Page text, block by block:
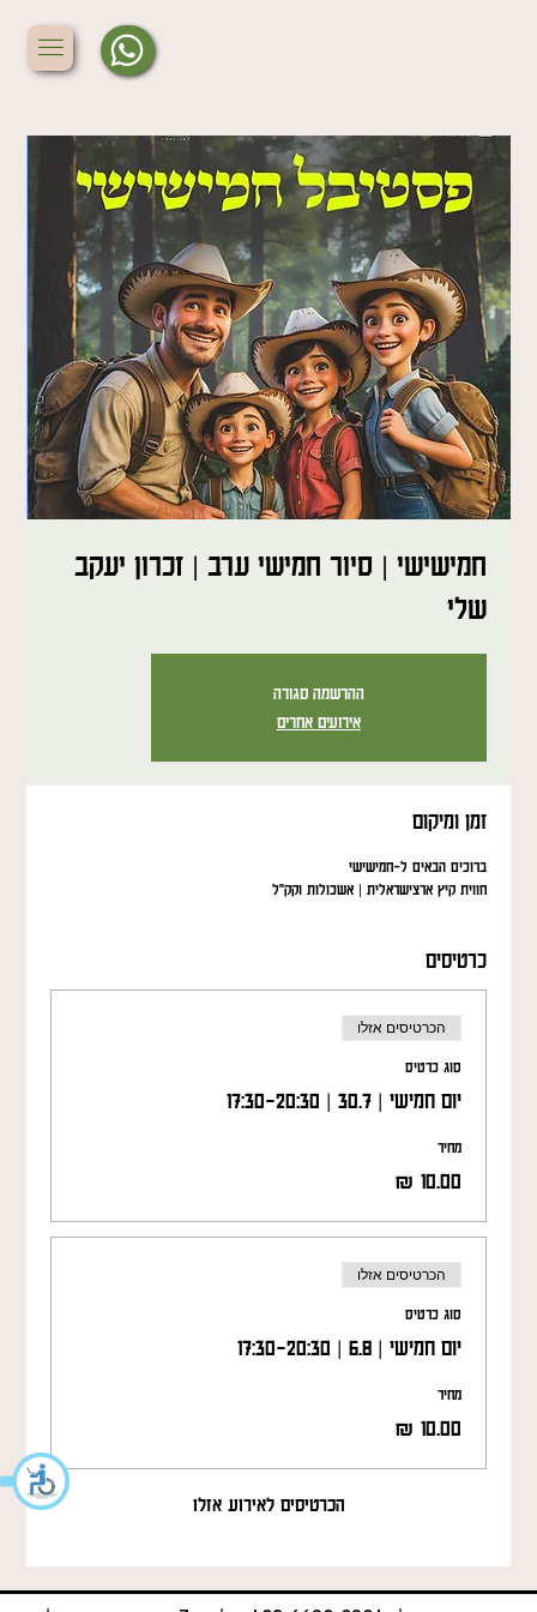
חמישישי | סיור חמישי ערב | זכרון יעקב
שלי
ההרשמה סגורה
אירועים אחרים
זמן ומיקום
ברוכים הבאים ל-חמישישי
חווית קיץ ארצישראלית | אשכולות וקק"ל
כרטיסים
הכרטיסים אזלו
סוג כרטיס
יום חמישי | 30.7 | 17:30-20:30
מחיר
הכרטיסים אזלו
סוג כרטיס
יום חמישי | 6.8 | 17:30-20:30
מחיר
הכרטיסים לאירוע אזלו